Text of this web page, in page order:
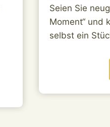
Seien Sie
Moment“ und
selbst ein